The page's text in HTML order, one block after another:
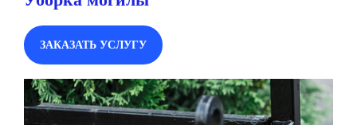
ЗАКАЗАТЬ УСЛУГУ